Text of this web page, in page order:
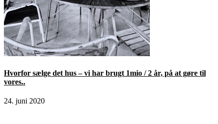
Hvorfor sælge det hus – vi har brugt 1mio / 2 år, på at gøre til
vores..
24. juni 2020